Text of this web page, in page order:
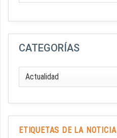
CATEGORÍAS
ETIQUETAS DE LA NOTICIA